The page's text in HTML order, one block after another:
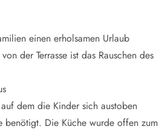
einen erholsamen Urlaub
der Terrasse ist das Rauschen des
dem die Kinder sich austoben
benötigt. Die Küche wurde offen zum